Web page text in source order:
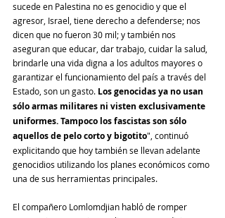
sucede en Palestina no es genocidio y que el
agresor, Israel, tiene derecho a defenderse; nos
dicen que no fueron 30 mil; y también nos
aseguran que educar, dar trabajo, cuidar la salud,
brindarle una vida digna a los adultos mayores o
garantizar el funcionamiento del país a través del
Estado, son un gasto. Los genocidas ya no usan
sólo armas militares ni visten exclusivamente
uniformes. Tampoco los fascistas son sólo
aquellos de pelo corto y bigotito", continuó
explicitando que hoy también se llevan adelante
genocidios utilizando los planes económicos como
una de sus herramientas principales.
El compañero Lomlomdjian habló de romper